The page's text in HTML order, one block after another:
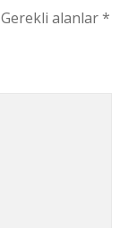
Gerekli alanlar*